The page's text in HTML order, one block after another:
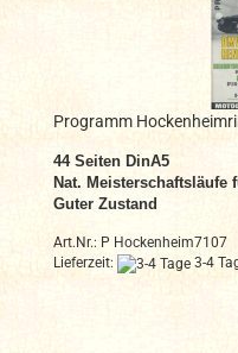
Programm
44 Seiten DinA5
Nat. Meisterschaftsläufe
Guter Zustand
Art.Nr.: P Hockenheim7107
Lieferzeit:
3-4